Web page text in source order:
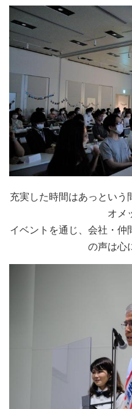
充実した時間はあっとい
オメ
イベントを通じ、会社・仲
の声は心